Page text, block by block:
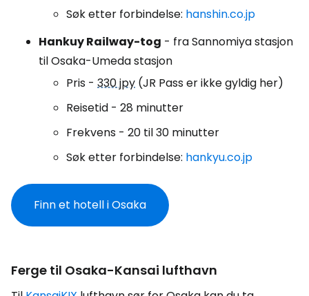
Søk etter forbindelse: hanshin.co.jp
Hankuy Railway-tog - fra Sannomiya stasjon
til Osaka-Umeda stasjon
Pris - 330 jpy (JR Pass er ikke gyldig her)
Reisetid - 28 minutter
Frekvens - 20 til 30 minutter
Søk etter forbindelse: hankyu.co.jp
Finn et hotell i Osaka
Ferge til Osaka-Kansai lufthavn